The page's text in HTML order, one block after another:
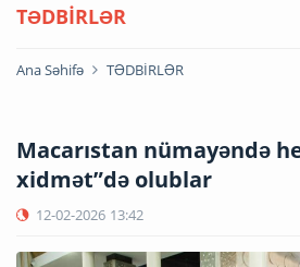
TƏDBİRLƏR
Ana Səhifə TƏDBİRLƏR
Macarıstan nümayəndə
xidmət”də olublar
12-02-2026 13:42